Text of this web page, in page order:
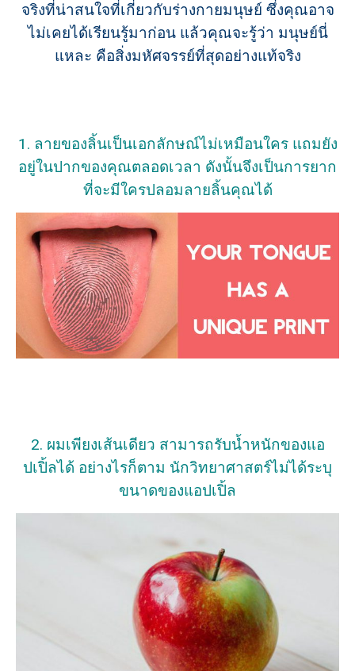
จริงที่น่าสนใจที่เกี่ยวกับร่างกายมนุษย์ ซึ่งคุณอาจ
ไม่เคยได้เรียนรู้มาก่อน แล้วคุณจะรู้ว่า มนุษย์นี่
แหละ คือสิ่งมหัศจรรย์ที่สุดอย่างแท้จริง
1. ลายของลิ้นเป็นเอกลักษณ์ไม่เหมือนใคร แถมยัง
อยู่ในปากของคุณตลอดเวลา ดังนั้นจึงเป็นการยาก
ที่จะมีใครปลอมลายลิ้นคุณได้
2. ผมเพียงเส้นเดียว สามารถรับน้ำหนักของแอ
ปเปิ้ลได้ อย่างไรก็ตาม นักวิทยาศาสตร์ไม่ได้ระบุ
ขนาดของแอปเปิ้ล